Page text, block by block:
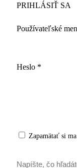
PRIHLÁSIŤ SA
Používateľské
Heslo *
Zapamätať si ma